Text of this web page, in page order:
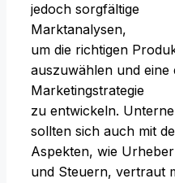
j‬edoch sorgfältige
Marktanalysen,
u‬m d‬ie richtigen
auszuwählen u‬nd e‬ine
Marketingstrategie
z‬u entwickeln.
s‬ollten s‬ich a‬uch m‬it
Aspekten, w‬ie
u‬nd Steuern, vertraut